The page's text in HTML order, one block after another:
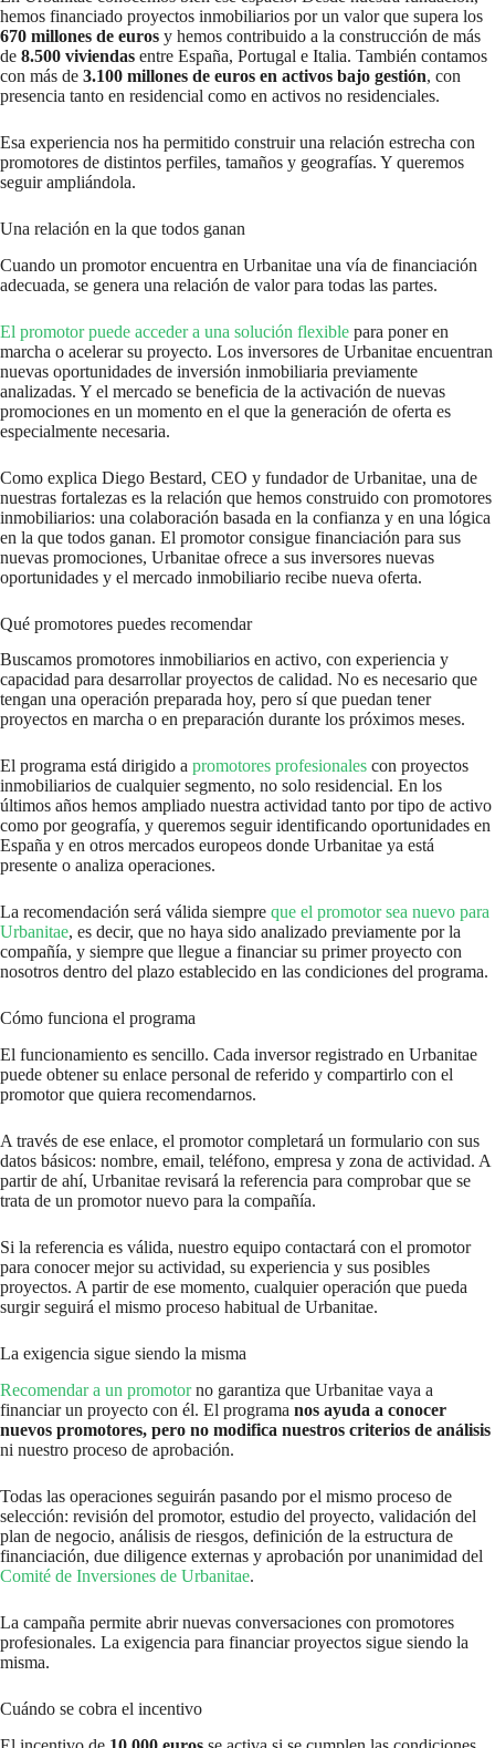
hemos financiado proyectos inmobiliarios por un valor que supera los
670 millones de euros y hemos contribuido a la construcción de más
de 8.500 viviendas entre España, Portugal e Italia. También contamos
con más de 3.100 millones de euros en activos bajo gestión, con
presencia tanto en residencial como en activos no residenciales.
Esa experiencia nos ha permitido construir una relación estrecha con
promotores de distintos perfiles, tamaños y geografías. Y queremos
seguir ampliándola.
Una relación en la que todos ganan
Cuando un promotor encuentra en Urbanitae una vía de financiación
adecuada, se genera una relación de valor para todas las partes.
El promotor puede acceder a una solución flexible para poner en
marcha o acelerar su proyecto. Los inversores de Urbanitae encuentran
nuevas oportunidades de inversión inmobiliaria previamente
analizadas. Y el mercado se beneficia de la activación de nuevas
promociones en un momento en el que la generación de oferta es
especialmente necesaria.
Como explica Diego Bestard, CEO y fundador de Urbanitae, una de
nuestras fortalezas es la relación que hemos construido con promotores
inmobiliarios: una colaboración basada en la confianza y en una lógica
en la que todos ganan. El promotor consigue financiación para sus
nuevas promociones, Urbanitae ofrece a sus inversores nuevas
oportunidades y el mercado inmobiliario recibe nueva oferta.
Qué promotores puedes recomendar
Buscamos promotores inmobiliarios en activo, con experiencia y
capacidad para desarrollar proyectos de calidad. No es necesario que
tengan una operación preparada hoy, pero sí que puedan tener
proyectos en marcha o en preparación durante los próximos meses.
El programa está dirigido a promotores profesionales con proyectos
inmobiliarios de cualquier segmento, no solo residencial. En los
últimos años hemos ampliado nuestra actividad tanto por tipo de activo
como por geografía, y queremos seguir identificando oportunidades en
España y en otros mercados europeos donde Urbanitae ya está
presente o analiza operaciones.
La recomendación será válida siempre que el promotor sea nuevo para
Urbanitae, es decir, que no haya sido analizado previamente por la
compañía, y siempre que llegue a financiar su primer proyecto con
nosotros dentro del plazo establecido en las condiciones del programa.
Cómo funciona el programa
El funcionamiento es sencillo. Cada inversor registrado en Urbanitae
puede obtener su enlace personal de referido y compartirlo con el
promotor que quiera recomendarnos.
A través de ese enlace, el promotor completará un formulario con sus
datos básicos: nombre, email, teléfono, empresa y zona de actividad. A
partir de ahí, Urbanitae revisará la referencia para comprobar que se
trata de un promotor nuevo para la compañía.
Si la referencia es válida, nuestro equipo contactará con el promotor
para conocer mejor su actividad, su experiencia y sus posibles
proyectos. A partir de ese momento, cualquier operación que pueda
surgir seguirá el mismo proceso habitual de Urbanitae.
La exigencia sigue siendo la misma
Recomendar a un promotorno garantiza que Urbanitae vaya a
financiar un proyecto con él. El programa nos ayuda a conocer
nuevos promotores, pero no modifica nuestros criterios de análisis
ni nuestro proceso de aprobación.
Todas las operaciones seguirán pasando por el mismo proceso de
selección: revisión del promotor, estudio del proyecto, validación del
plan de negocio, análisis de riesgos, definición de la estructura de
financiación, due diligence externas y aprobación por unanimidad del
Comité de Inversiones de Urbanitae.
La campaña permite abrir nuevas conversaciones con promotores
profesionales. La exigencia para financiar proyectos sigue siendo la
misma.
Cuándo se cobra el incentivo